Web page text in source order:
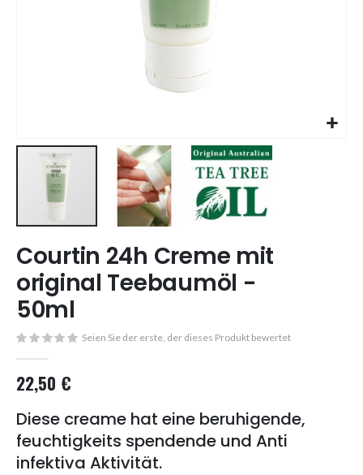
to
the
beginning
of
the
images
Courtin 24h Creme mit
original Teebaumöl -
50ml
Seien Sie der erste, der dieses Produkt bewertet
22,50 €
Diese creame hat eine beruhigende,
feuchtigkeits spendende und Anti
infektiva Aktivität.